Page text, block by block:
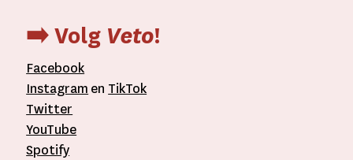
➡️ Volg Veto!
Facebook
Instagram en TikTok
Twitter
YouTube
Spotify